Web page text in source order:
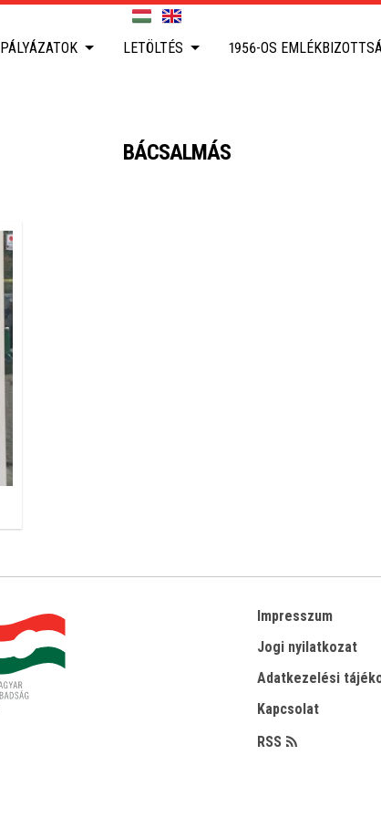
PÁLYÁZATOK LETÖLTÉS 1956-OS
BÁCSALMÁS
Impresszum
Jogi nyilatkozat
Adatkezelési
Kapcsolat
RSS